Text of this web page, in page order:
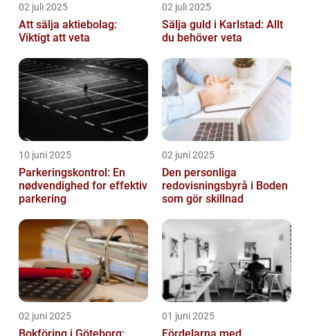
02 juli 2025
Att sälja aktiebolag:
Viktigt att veta
02 juli 2025
Sälja guld i Karlstad: Allt
du behöver veta
10 juni 2025
Parkeringskontrol: En
nødvendighed for effektiv
parkering
02 juni 2025
Den personliga
redovisningsbyrå i Boden
som gör skillnad
02 juni 2025 01 juni 2025